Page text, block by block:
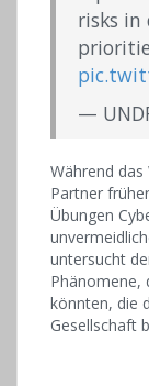
risks in
—
Während
Partner
Übungen
untersucht
Phänomene,
könnten, die
Gesellschaft